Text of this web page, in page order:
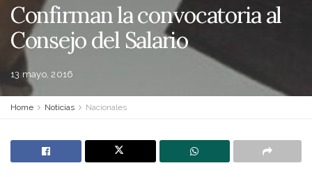
Confirman la convocatoria al
Consejo del Salario
13 mayo, 2016
Home Noticias Nacionales